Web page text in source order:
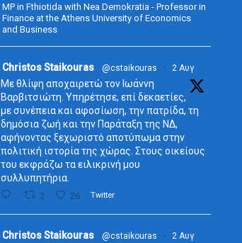
MP in Fthiotida with Nea Demokratia - Professor in
Finance at the Athens University of Economics
and Business
Christos Staikouras @cstaikouras · 2 Αυγ
Με θλίψη αποχαιρετώ τον Ιωάννη
Βαρβιτσιώτη. Υπηρέτησε, επί δεκαετίες,
με συνέπεια και αφοσίωση, την πατρίδα, τη
δημόσια ζωή και την Παράταξη της ΝΔ,
αφήνοντας ξεχωριστό αποτύπωμα στην
πολιτική ιστορία της χώρας. Στους οικείους
του εκφράζω τα ειλικρινή μου
συλλυπητήρια.
2 26 Twitter
Christos Staikouras @cstaikouras · 2 Αυγ